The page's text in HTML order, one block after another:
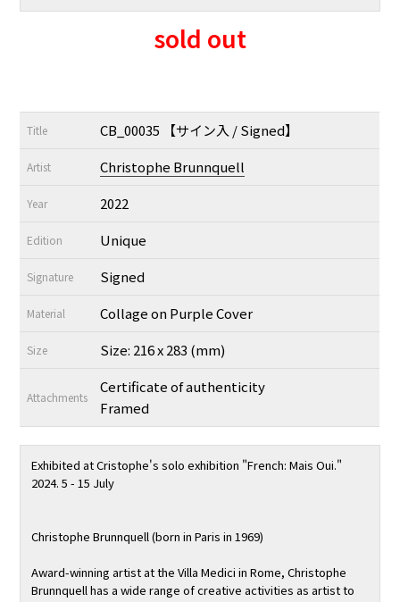
sold out
Title CB_00035 【サイン入 / Signed】
Artist Christophe Brunnquell
Year 2022
Edition Unique
Signature Signed
Material Collage on Purple Cover
Size Size: 216 x 283 (mm)
Attachments
Certificate of authenticity
Framed
Exhibited at Cristophe's solo exhibition "French: Mais Oui."
2024. 5 - 15 July
Christophe Brunnquell (born in Paris in 1969)
Award-winning artist at the Villa Medici in Rome, Christophe
Brunnquell has a wide range of creative activities as artist to